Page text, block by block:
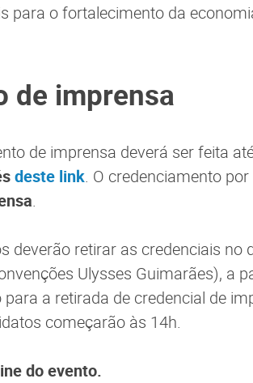
para o fortalecimento da
de imprensa
de imprensa deverá ser feita
deste link. O credenciamento
.
deverão retirar as credenciais no
Ulysses Guimarães), a
a retirada de credencial de
começarão às 14h.
do evento.